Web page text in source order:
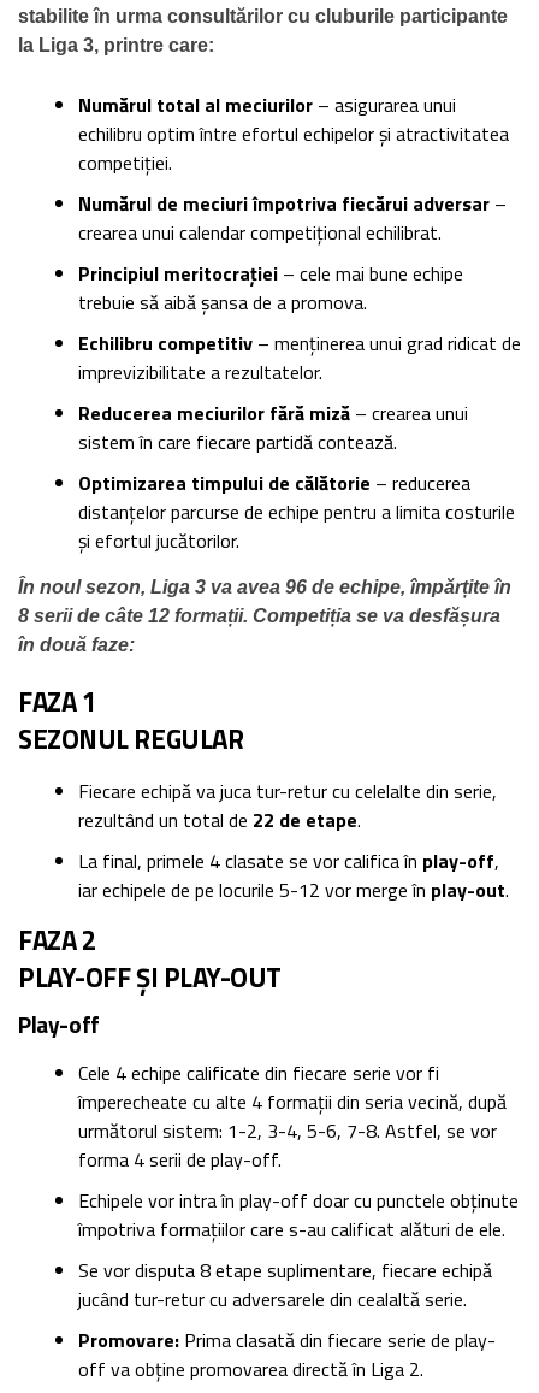
stabilite în urma consultărilor cu cluburile participante
la Liga 3, printre care:
Numărul total al meciurilor – asigurarea unui
echilibru optim între efortul echipelor și atractivitatea
competiției.
Numărul de meciuri împotriva fiecărui adversar –
crearea unui calendar competițional echilibrat.
Principiul meritocrației – cele mai bune echipe
trebuie să aibă șansa de a promova.
Echilibru competitiv – menținerea unui grad ridicat de
imprevizibilitate a rezultatelor.
Reducerea meciurilor fără miză – crearea unui
sistem în care fiecare partidă contează.
Optimizarea timpului de călătorie – reducerea
distanțelor parcurse de echipe pentru a limita costurile
și efortul jucătorilor.
În noul sezon, Liga 3 va avea 96 de echipe, împărțite în
8 serii de câte 12 formații. Competiția se va desfășura
în două faze:
FAZA 1
SEZONUL REGULAR
Fiecare echipă va juca tur-retur cu celelalte din serie,
rezultând un total de 22 de etape.
La final, primele 4 clasate se vor califica în play-off,
iar echipele de pe locurile 5-12 vor merge în play-out.
FAZA 2
PLAY-OFF ȘI PLAY-OUT
Play-off
Cele 4 echipe calificate din fiecare serie vor fi
împerecheate cu alte 4 formații din seria vecină, după
următorul sistem: 1-2, 3-4, 5-6, 7-8. Astfel, se vor
forma 4 serii de play-off.
Echipele vor intra în play-off doar cu punctele obținute
împotriva formațiilor care s-au calificat alături de ele.
Se vor disputa 8 etape suplimentare, fiecare echipă
jucând tur-retur cu adversarele din cealaltă serie.
Promovare: Prima clasată din fiecare serie de play-
off va obține promovarea directă în Liga 2.